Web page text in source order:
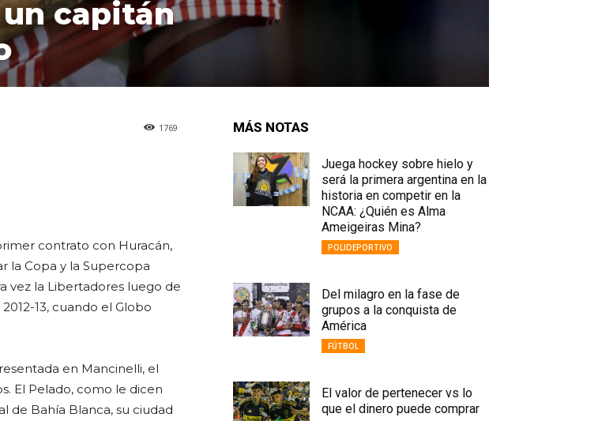
capitán
1769
contrato con Huracán,
la Copa y la Supercopa
vez la Libertadores luego de
13, cuando el Globo
en Mancinelli, el
El Pelado, como le dicen
de Bahía Blanca, su ciudad
MÁS NOTAS
Juega hockey sobre hielo y
será la primera argentina en la
historia en competir en la
NCAA: ¿Quién es Alma
Ameigeiras Mina?
POLIDEPORTIVO
Del milagro en la fase de
grupos a la conquista de
América
FÚTBOL
El valor de pertenecer vs lo
que el dinero puede comprar